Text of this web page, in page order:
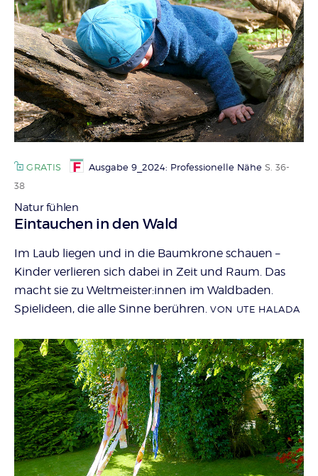
GRATIS Ausgabe 9_2024: Professionelle Nähe S. 36-
38
Natur fühlen
:
Eintauchen in den Wald
Im Laub liegen und in die Baumkrone schauen –
Kinder verlieren sich dabei in Zeit und Raum. Das
macht sie zu Weltmeister:innen im Waldbaden.
Spielideen, die alle Sinne berühren. VON UTE HALADA